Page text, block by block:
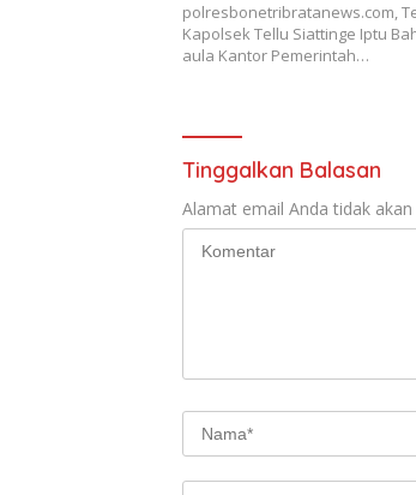
polresbonetribratanews.com,
Kapolsek Tellu Siattinge Iptu
aula Kantor Pemerintah…
Tinggalkan Balasan
Alamat email Anda tidak akan